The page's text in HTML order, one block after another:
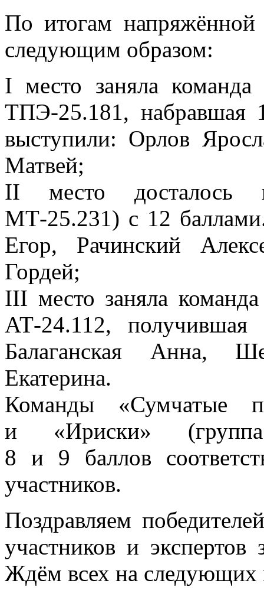
По итогам напряжённой
следующим образом:
I место заняла
ТПЭ-25.181, набравшая
выступили: Орлов
Матвей;
II место досталось
МТ-25.231) с 12
Егор, Рачинский
Гордей;
III место заняла
АТ-24.112,
Балаганская Анна,
Екатерина.
Команды «Сумчатые
и «Ириски»
8 и 9 баллов
участников.
Поздравляем
участников и
Ждём всех на следующих